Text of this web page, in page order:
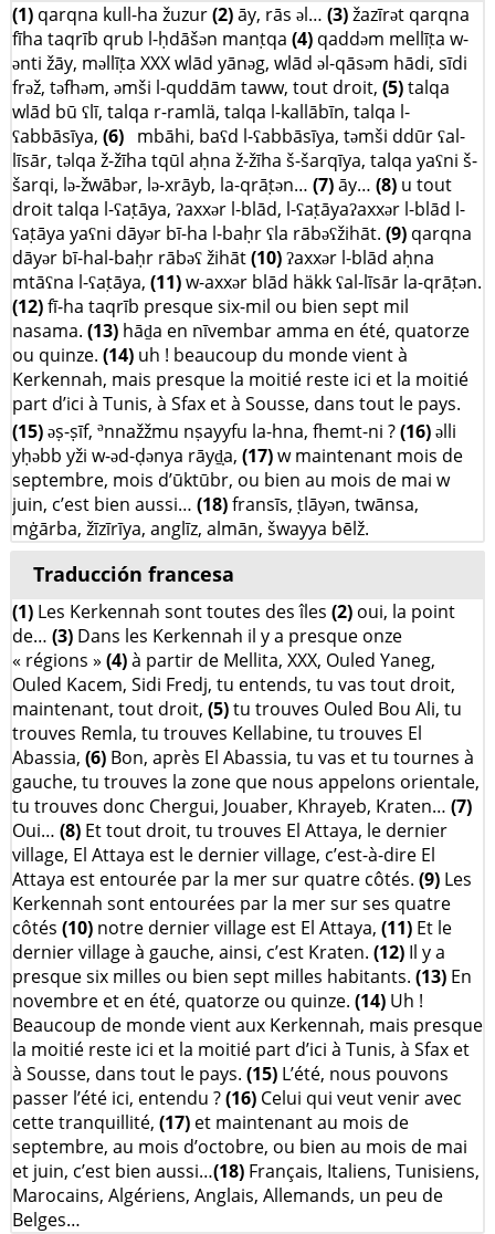
(1) qarqna kull-ha žuzur(2)āy, rās əl… (3)žazīrət qarqna
fīha taqrīb qrub l-ḥdāšən manṭqa (4) qaddəm mellīṭa w-
ənti žāy, məllīṭa XXX wlād yānəg, wlād əl-qāsəm hādi, sīdi
frəž, təfhəm, əmši l-quddām taww, tout droit, (5)talqa
wlād bū ʕlī, talqa r-ramlä, talqa l-kallābīn, talqa l-
ʕabbāsīya, (6) mbāhi, baʕd l-ʕabbāsīya, təmši ddūr ʕal-
līsār, təlqa ž-žīha tqūl aḥna ž-žīha š-šarqīya, talqa yaʕni š-
šarqi, lə-žwābər, lə-xrāyb, la-qrāṭən… (7)āy… (8) u tout
droit talqa l-ʕaṭāya, ʔaxxər l-blād, l-ʕaṭāyaʔaxxər l-blād l-
ʕaṭāya yaʕni dāyər bī-ha l-baḥr ʕla rābəʕžihāt. (9) qarqna
dāyər bī-hal-baḥr rābəʕ žihāt(10)ʔaxxər l-blād aḥna
mtāʕna l-ʕaṭāya, (11)w-axxər blād häkk ʕal-līsār la-qrāṭən.
(12)fī-ha taqrīb presque six-mil ou bien sept mil
nasama. (13) hāḏa en nīvembar amma en été, quatorze
ou quinze. (14) uh ! beaucoup du monde vient à
Kerkennah, mais presque la moitié reste ici et la moitié
part d’ici à Tunis, à Sfax et à Sousse, dans tout le pays.
(15)əṣ-ṣīf, ənnažžmu nṣayyfu la-hna, fhemt-ni ?(16)əlli
yḥəbb yži w-əd-ḍənya rāyḏ̣a, (17)w maintenant mois de
septembre, mois d’ūktūbr, ou bien au mois de mai w
juin, c’est bien aussi… (18)fransīs, ṭlāyən, twānsa,
mġārba, žīzīrīya, anglīz, almān, šwayya bēlž.
Traducción francesa
(1) Les Kerkennah sont toutes des îles (2) oui, la point
de… (3) Dans les Kerkennah il y a presque onze
« régions » (4)à partir de Mellita, XXX, Ouled Yaneg,
Ouled Kacem, Sidi Fredj, tu entends, tu vas tout droit,
maintenant, tout droit, (5)tu trouves Ouled Bou Ali, tu
trouves Remla, tu trouves Kellabine, tu trouves El
Abassia, (6) Bon, après El Abassia, tu vas et tu tournes à
gauche, tu trouves la zone que nous appelons orientale,
tu trouves donc Chergui, Jouaber, Khrayeb, Kraten… (7)
Oui… (8) Et tout droit, tu trouves El Attaya, le dernier
village, El Attaya est le dernier village, c’est-à-dire El
Attaya est entourée par la mer sur quatre côtés. (9) Les
Kerkennah sont entourées par la mer sur ses quatre
côtés (10) notre dernier village est El Attaya, (11) Et le
dernier village à gauche, ainsi, c’est Kraten. (12) Il y a
presque six milles ou bien sept milles habitants. (13) En
novembre et en été, quatorze ou quinze. (14) Uh !
Beaucoup de monde vient aux Kerkennah, mais presque
la moitié reste ici et la moitié part d’ici à Tunis, à Sfax et
à Sousse, dans tout le pays. (15) L’été, nous pouvons
passer l’été ici, entendu ?(16) Celui qui veut venir avec
cette tranquillité, (17) et maintenant au mois de
septembre, au mois d’octobre, ou bien au mois de mai
et juin, c’est bien aussi…(18) Français, Italiens, Tunisiens,
Marocains, Algériens, Anglais, Allemands, un peu de
Belges…